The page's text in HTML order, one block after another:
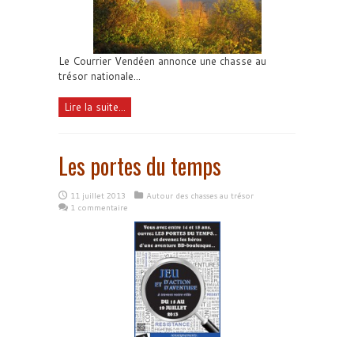
Le Courrier Vendéen annonce une chasse au
trésor nationale...
Lire la suite...
Les portes du temps
11 juillet 2013
Autour des chasses au trésor
1 commentaire